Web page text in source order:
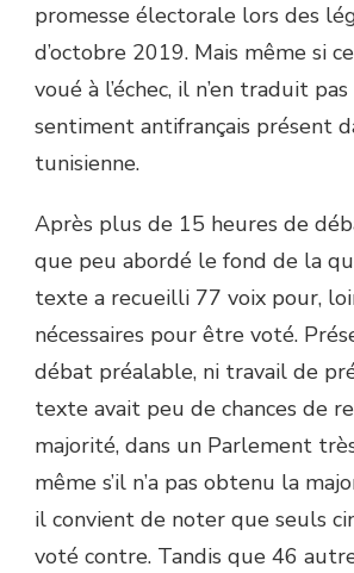
promesse électorale lors des
d’octobre 2019. Mais même si
voué à l’échec, il n’en traduit
sentiment antifrançais présent
tunisienne.
Après plus de 15 heures de
que peu abordé le fond de la
texte a recueilli 77 voix pour,
nécessaires pour être voté.
débat préalable, ni travail de
texte avait peu de chances de
majorité, dans un Parlement
même s’il n’a pas obtenu la
il convient de noter que seuls
voté contre. Tandis que 46